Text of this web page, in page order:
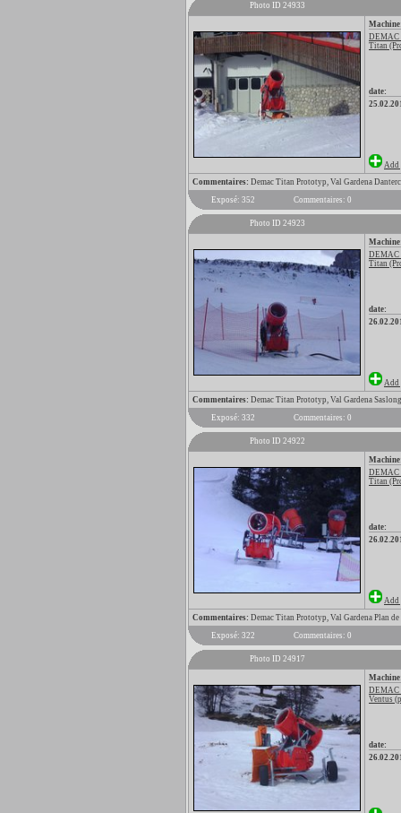
Photo ID 24933
Titan
date:
Add
Commentaires: Demac Titan Prototyp, Val Gardena
Exposé: 352
Commentaires: 0
Photo ID 24923
Titan
date:
Add
Commentaires: Demac Titan Prototyp, Val Gardena Saslong
Exposé: 332
Commentaires: 0
Photo ID 24922
Titan
date:
Add
Commentaires: Demac Titan Prototyp, Val Gardena Plan de
Exposé: 322
Commentaires: 0
Photo ID 24917
Ventus
date: